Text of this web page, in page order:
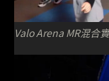
Valo Arena MR混合